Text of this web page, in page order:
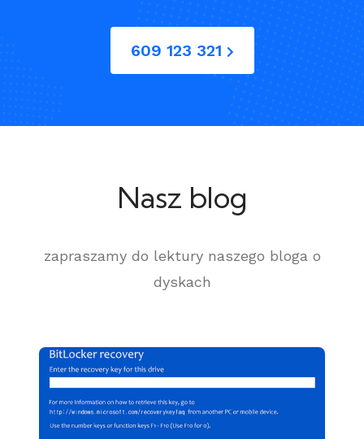
609 123 321
Nasz blog
zapraszamy do lektury naszego bloga o
dyskach